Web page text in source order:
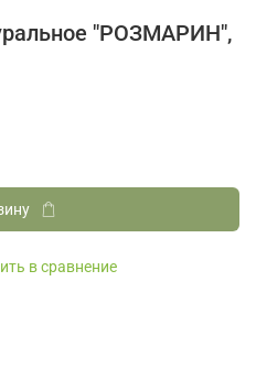
"РОЗМАРИН",
в сравнение